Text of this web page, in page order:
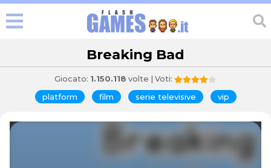
Breaking Bad
Giocato: 1.150.118 volte | Voti:
platform film serie televisive vip